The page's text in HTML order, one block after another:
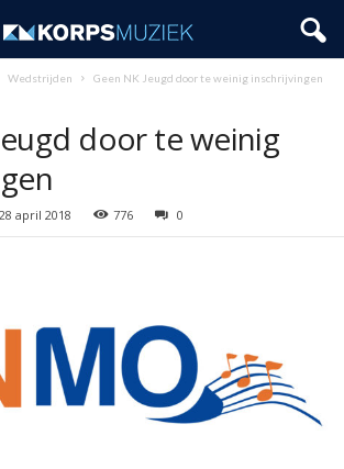
Wedstrijden Geen NK Jeugd door te weinig inschrijvingen
door te weinig
28 april 2018 776 0